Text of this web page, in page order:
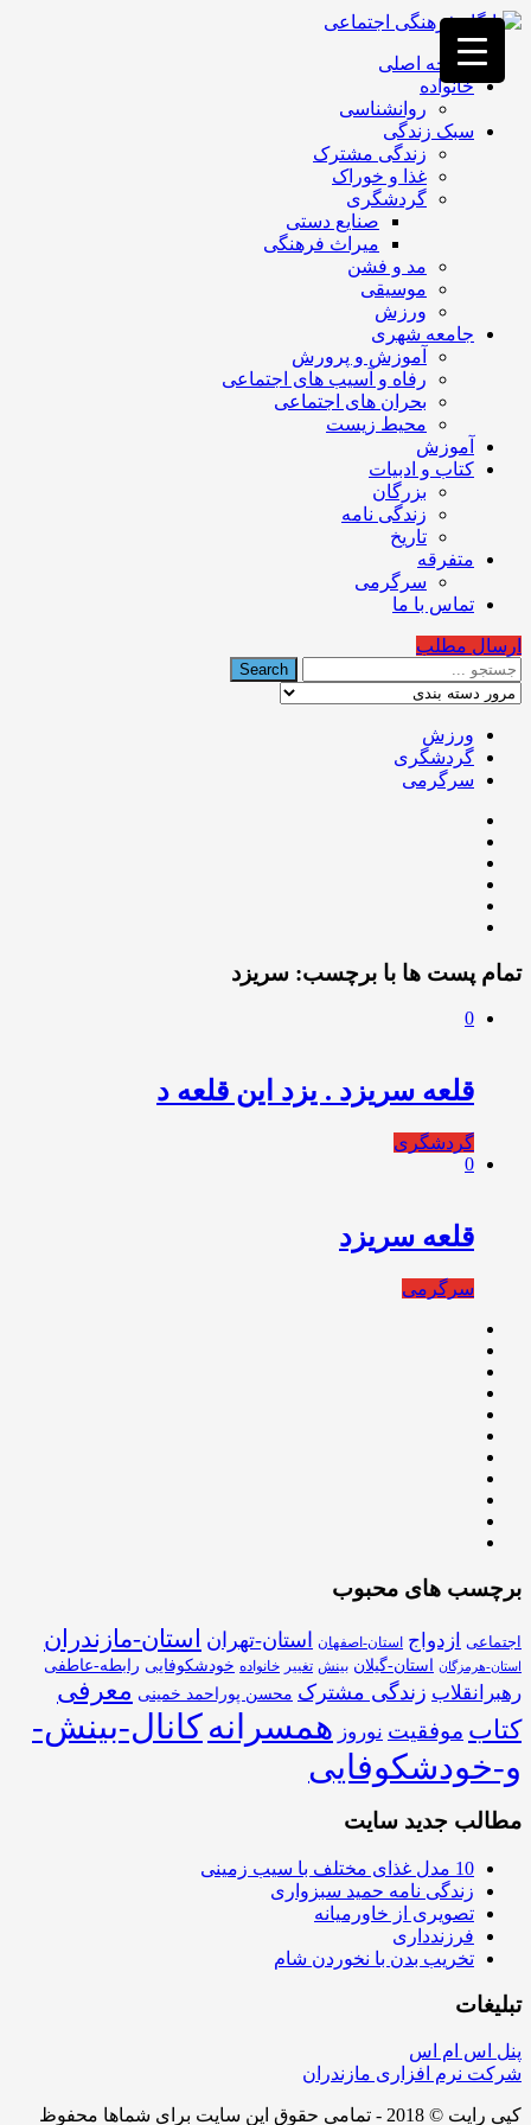
فصد
خون
غرب
تهران
خشکشویی
تصفیه
تهران
صفحه اصلی
خانواده
روانشناسی
سبک زندگی
زندگی مشترک
غذا و خوراک
گردشگری
صنایع دستی
میراث فرهنگی
مد و فشن
موسیقی
ورزش
جامعه شهری
آموزش و پرورش
رفاه و آسیب های اجتماعی
بحران های اجتماعی
محیط زیست
آموزش
کتاب و ادبیات
بزرگان
زندگی نامه
تاریخ
متفرقه
سرگرمی
تماس با ما
ارسال مطلب
ورزش
گردشگری
سرگرمی
تمام پست ها با برچسب: سریزد
0
قلعه سریزد . یزد این قلعه د
گردشگری
0
قلعه سریزد
سرگرمی
برچسب های محبوب
اجتماعی ازدواج استان-اصفهان استان-تهران استان-مازندران
استان-هرمزگان استان-گیلان بینش تغییر خانواده خودشکوفایی رابطه-عاطفی
رهبرانقلاب زندگی مشترک محسن پوراحمد خمینی معرفی
کتاب موفقیت نوروز همسرانهکانال-بینش-
و-خودشکوفایی
مطالب جدید سایت
10 مدل غذای مختلف با سیب زمینی
زندگی نامه حمید سبزواری
تصویری از خاورمیانه
فرزندداری
تخریب بدن با نخوردن شام
تبلیغات
پنل اس ام اس
شرکت نرم افزاری مازندران
کپی رایت © 2018 - تمامی حقوق این سایت برای شماها محفوظ